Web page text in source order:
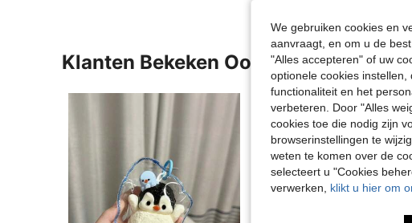
Klanten Bekeken Ook
We gebruiken cookies en
aanvraagt, en om u de
"Alles accepteren" of uw
optionele cookies
functionaliteit en het
verbeteren. Door "Alles
cookies toe die nodig zijn
browserinstellingen te
weten te komen over de
selecteert u "Cookies
verwerken, klikt u hier om